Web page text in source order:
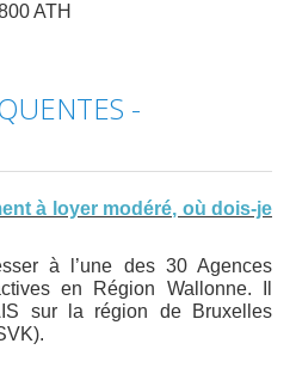
ATH
-
à loyer modéré, où dois-je
à l’une des 30 Agences
en Région Wallonne. Il
sur la région de Bruxelles